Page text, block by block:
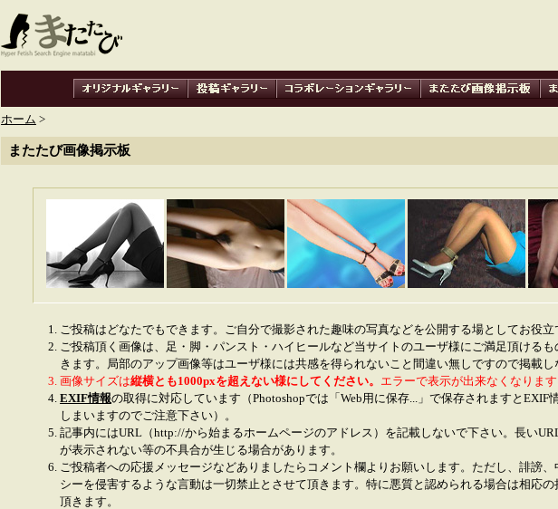
ホーム >
またたび画像掲示板
ご投稿はどなたでもできます。ご自分で撮影された趣味の写真などを公開する場としてお役立
ご投稿頂く画像は、足・脚・パンスト・ハイヒールなど当サイトのユーザ様にご満足頂ける
きます。局部のアップ画像等はユーザ様には共感を得られないこと間違い無しですので掲載し
画像サイズは縦横とも1000pxを超えない様にしてください。 エラーで表示が出来なくなります
EXIF情報の取得に対応しています（Photoshopでは「Web用に保存...」で保存されますとEXIF
しまいますのでご注意下さい）。
記事内にはURL（http://から始まるホームページのアドレス）を記載しないで下さい。長い
が表示されない等の不具合が生じる場合があります。
ご投稿者への応援メッセージなどありましたらコメント欄よりお願いします。ただし、誹謗
シーを侵害するような言動は一切禁止とさせて頂きます。特に悪質と認められる場合は相応の
頂きます。